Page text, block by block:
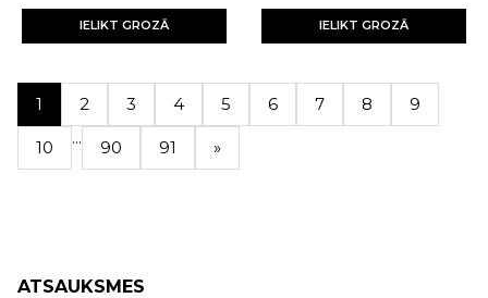
ATSAUKSMES
IELIKT GROZĀ IELIKT GROZĀ
1 2 3 4 5 6 7 8 9
10 ... 90 91 »